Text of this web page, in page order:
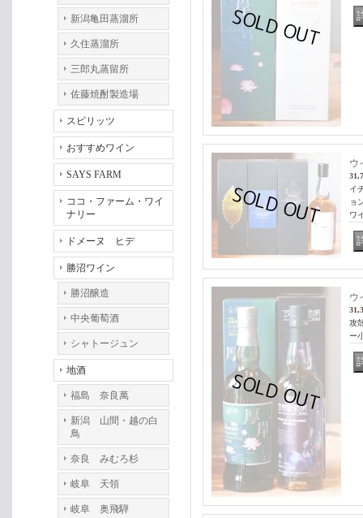
新潟亀田蒸溜所
久住蒸溜所
三郎丸蒸留所
佐藤焼酎製造場
スピリッツ
おすすめワイン
SAYS FARM
ココ・ファーム・ワイ
ナリー
ドメーヌ ヒデ
勝沼ワイン
勝沼醸造
中央葡萄酒
シャトージュン
地酒
福島 奈良萬
新潟 山間・越の白
鳥
奈良 みむろ杉
岐阜 天領
岐阜 奥飛騨
ウ
イ
ョ
ワ
ウ
攻
ー